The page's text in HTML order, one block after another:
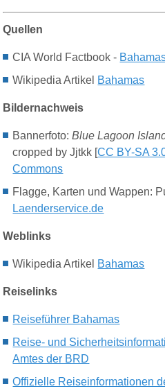
Quellen
CIA World Factbook -
Wikipedia Artikel Bahamas
Bildernachweis
Bannerfoto: Blue Lagoon
cropped byJjtkk [CC BY-SA
Commons
Flagge, Karten und Wappen:
Laenderservice.de
Weblinks
Wikipedia Artikel Bahamas
Reiselinks
Reiseführer Bahamas
Reise- und
Amtes der BRD
Offizielle Reiseinformationen